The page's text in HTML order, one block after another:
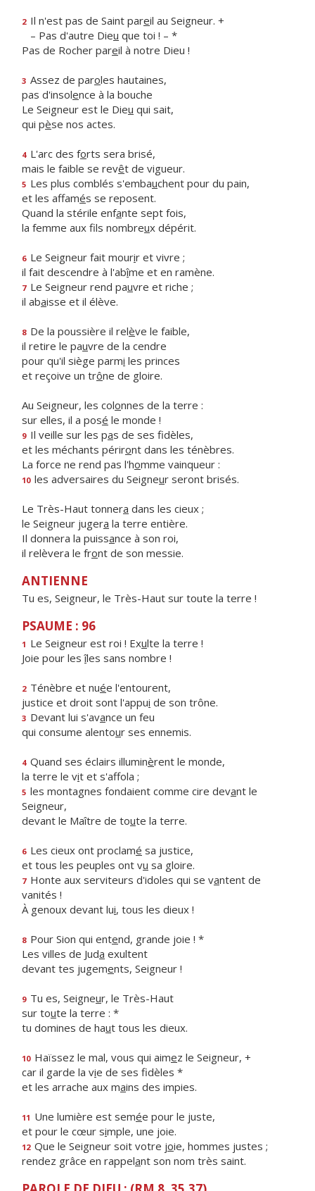
2 Il n'est pas de Saint pareil au Seigneur. +
– Pas d'autre Dieu que toi ! – *
Pas de Rocher pareil à notre Dieu !
3 Assez de paroles hautaines,
pas d'insolence à la bouche
Le Seigneur est le Dieu qui sait,
qui pèse nos actes.
4 L'arc des forts sera brisé,
mais le faible se revêt de vigueur.
5 Les plus comblés s'embauchent pour du pain,
et les affamés se reposent.
Quand la stérile enfante sept fois,
la femme aux fils nombreux dépérit.
6 Le Seigneur fait mourir et vivre ;
il fait descendre à l'abîme et en ramène.
7 Le Seigneur rend pauvre et riche ;
il abaisse et il élève.
8 De la poussière il relève le faible,
il retire le pauvre de la cendre
pour qu'il siège parmi les princes
et reçoive un trône de gloire.
Au Seigneur, les colonnes de la terre :
sur elles, il a posé le monde !
9 Il veille sur les pas de ses fidèles,
et les méchants périront dans les ténèbres.
La force ne rend pas l'homme vainqueur :
10 les adversaires du Seigneur seront brisés.
Le Très-Haut tonnera dans les cieux ;
le Seigneur jugera la terre entière.
Il donnera la puissance à son roi,
il relèvera le front de son messie.
ANTIENNE
Tu es, Seigneur, le Très-Haut sur toute la terre !
PSAUME : 96
1 Le Seigneur est roi ! Exulte la terre !
Joie pour lesîles sans nombre !
2 Ténèbre et nuée l'entourent,
justice et droit sont l'appui de son trône.
3 Devant lui s'avance un feu
qui consume alentour ses ennemis.
4 Quand ses éclairs illuminèrent le monde,
la terre le vit et s'affola ;
5 les montagnes fondaient comme cire devant le
Seigneur,
devant le Maître de toute la terre.
6 Les cieux ont proclamé sa justice,
et tous les peuples ont vu sa gloire.
7 Honte aux serviteurs d'idoles qui se vantent de
vanités !
À genoux devant lui, tous les dieux !
8 Pour Sion qui entend, grande joie ! *
Les villes de Juda exultent
devant tes jugements, Seigneur !
9 Tu es, Seigneur, le Très-Haut
sur toute la terre : *
tu domines de haut tous les dieux.
10 Haïssez le mal, vous qui aimez le Seigneur, +
car il garde la vie de ses fidèles *
et les arrache aux mains des impies.
11 Une lumière est semée pour le juste,
et pour le cœur simple, une joie.
12 Que le Seigneur soit votre joie, hommes justes ;
rendez grâce en rappelant son nom très saint.